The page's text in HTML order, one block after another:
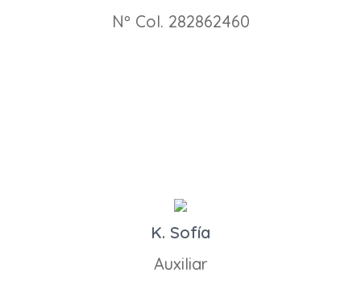
Nº Col. 282862460
K. Sofía
Auxiliar